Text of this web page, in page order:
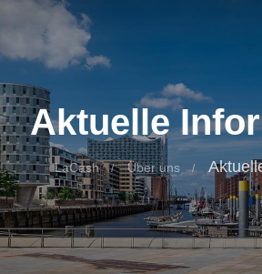
Aktuelle
LaCash Über uns